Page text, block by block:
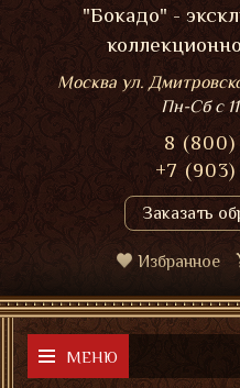
"Бокадо" -
Москва ул.
Пн-Сбс
8 (800)
+7
Заказать
Избранное
МЕНЮ